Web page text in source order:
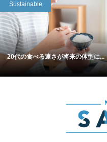
Sustainable
20代の食べる速さが将来の体型に...